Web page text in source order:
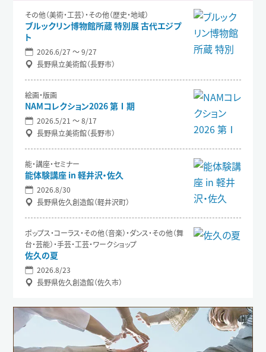
その他（美術・工芸）・その他（歴史・地域）
ブルックリン博物館所蔵 特別展 古代エジプ
ト
2026.6/27 〜 9/27
長野県立美術館（長野市）
絵画・版画
NAMコレクション2026 第Ⅰ期
2026.5/21 〜 8/17
長野県立美術館（長野市）
能・講座・セミナー
能体験講座 in 軽井沢・佐久
2026.8/30
長野県佐久創造館（軽井沢町）
ポップス・コーラス・その他（音楽）・ダンス・その他（舞
台・芸能）・手芸・工芸・ワークショップ
佐久の夏
2026.8/23
長野県佐久創造館（佐久市）